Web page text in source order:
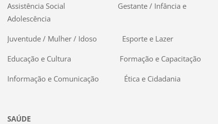
Assistência Social Gestante / Infância e
Adolescência
Juventude / Mulher / Idoso Esporte e Lazer
Educação e Cultura Formação e Capacitação
Informação e Comunicação Ética e Cidadania
SAÚDE